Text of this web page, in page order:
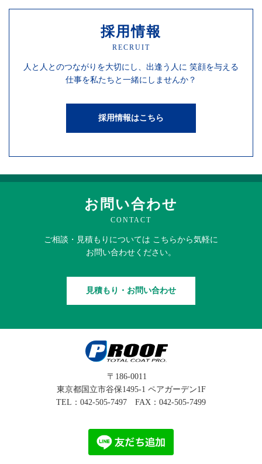
採用情報
RECRUIT
人と人とのつながりを大切にし、 出逢う人に 笑顔を与える
仕事を私たちと一緒にしませんか？
採用情報はこちら
お問い合わせ
CONTACT
ご相談・見積もりについては こちらから気軽に
お問い合わせください。
見積もり・お問い合わせ
〒186-0011
東京都国立市谷保1495-1 ペアガーデン1F
TEL： 042-505-7497 FAX：042-505-7499